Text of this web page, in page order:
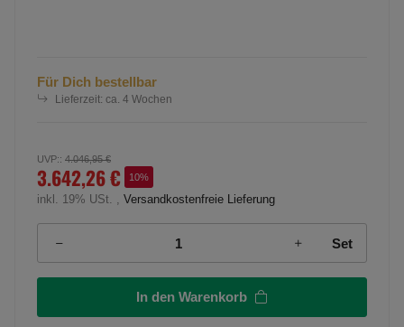
Für Dich bestellbar
Lieferzeit: ca. 4 Wochen
UVP:: 4.046,95 €
3.642,26 € 10%
inkl. 19% USt. , Versandkostenfreie Lieferung
Set
In den Warenkorb